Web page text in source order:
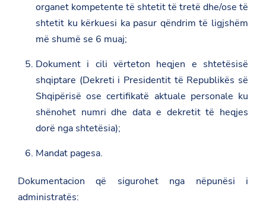
organet kompetente të shtetit të tretë dhe/ose të
shtetit ku kërkuesi ka pasur qëndrim të ligjshëm
më shumë se 6 muaj;
Dokument i cili vërteton heqjen e shtetësisë
shqiptare (Dekreti i Presidentit të Republikës së
Shqipërisë ose certifikatë aktuale personale ku
shënohet numri dhe data e dekretit të heqjes
dorë nga shtetësia);
Mandat pagesa.
Dokumentacion që sigurohet nga nëpunësi i
administratës: